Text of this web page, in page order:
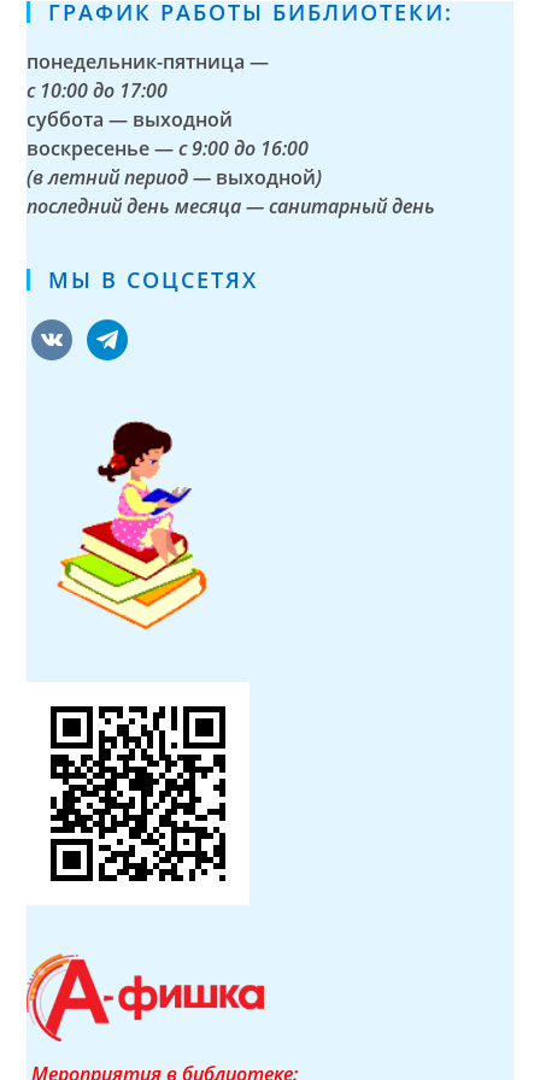
ГРАФИК РАБОТЫ БИБЛИОТЕКИ:
понедельник-пятница —
с 10:00 до 17:00
суббота — выходной
воскресенье —с 9:00 до 16:00
(в летний период — выходной)
последний день месяца — санитарный день
МЫ В СОЦСЕТЯХ
vkontaktetelegram
Мероприятия в библиотеке: